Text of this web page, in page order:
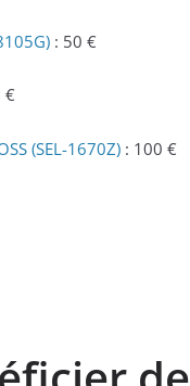
: 50 €
€
(SEL-1670Z) : 100 €